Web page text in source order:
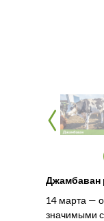
14 марта —
значимыми
Джамбаван
‹
‹